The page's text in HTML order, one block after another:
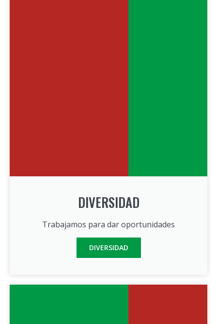
DIVERSIDAD
Trabajamos para dar oportunidades
DIVERSIDAD